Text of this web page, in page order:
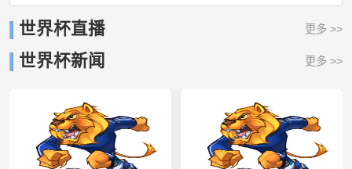
世界杯直播 更多 >>
世界杯新闻 更多 >>